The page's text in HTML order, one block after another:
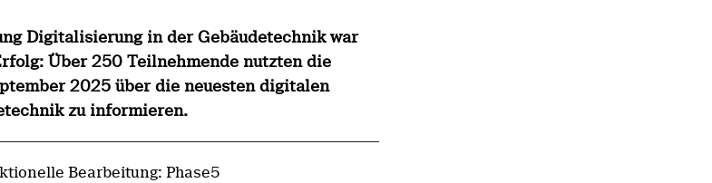
Digitalisierung in der Gebäudetechnik war
Über 250 Teilnehmende nutzten die
2025 über die neuesten digitalen
zu informieren.
Bearbeitung: Phase5